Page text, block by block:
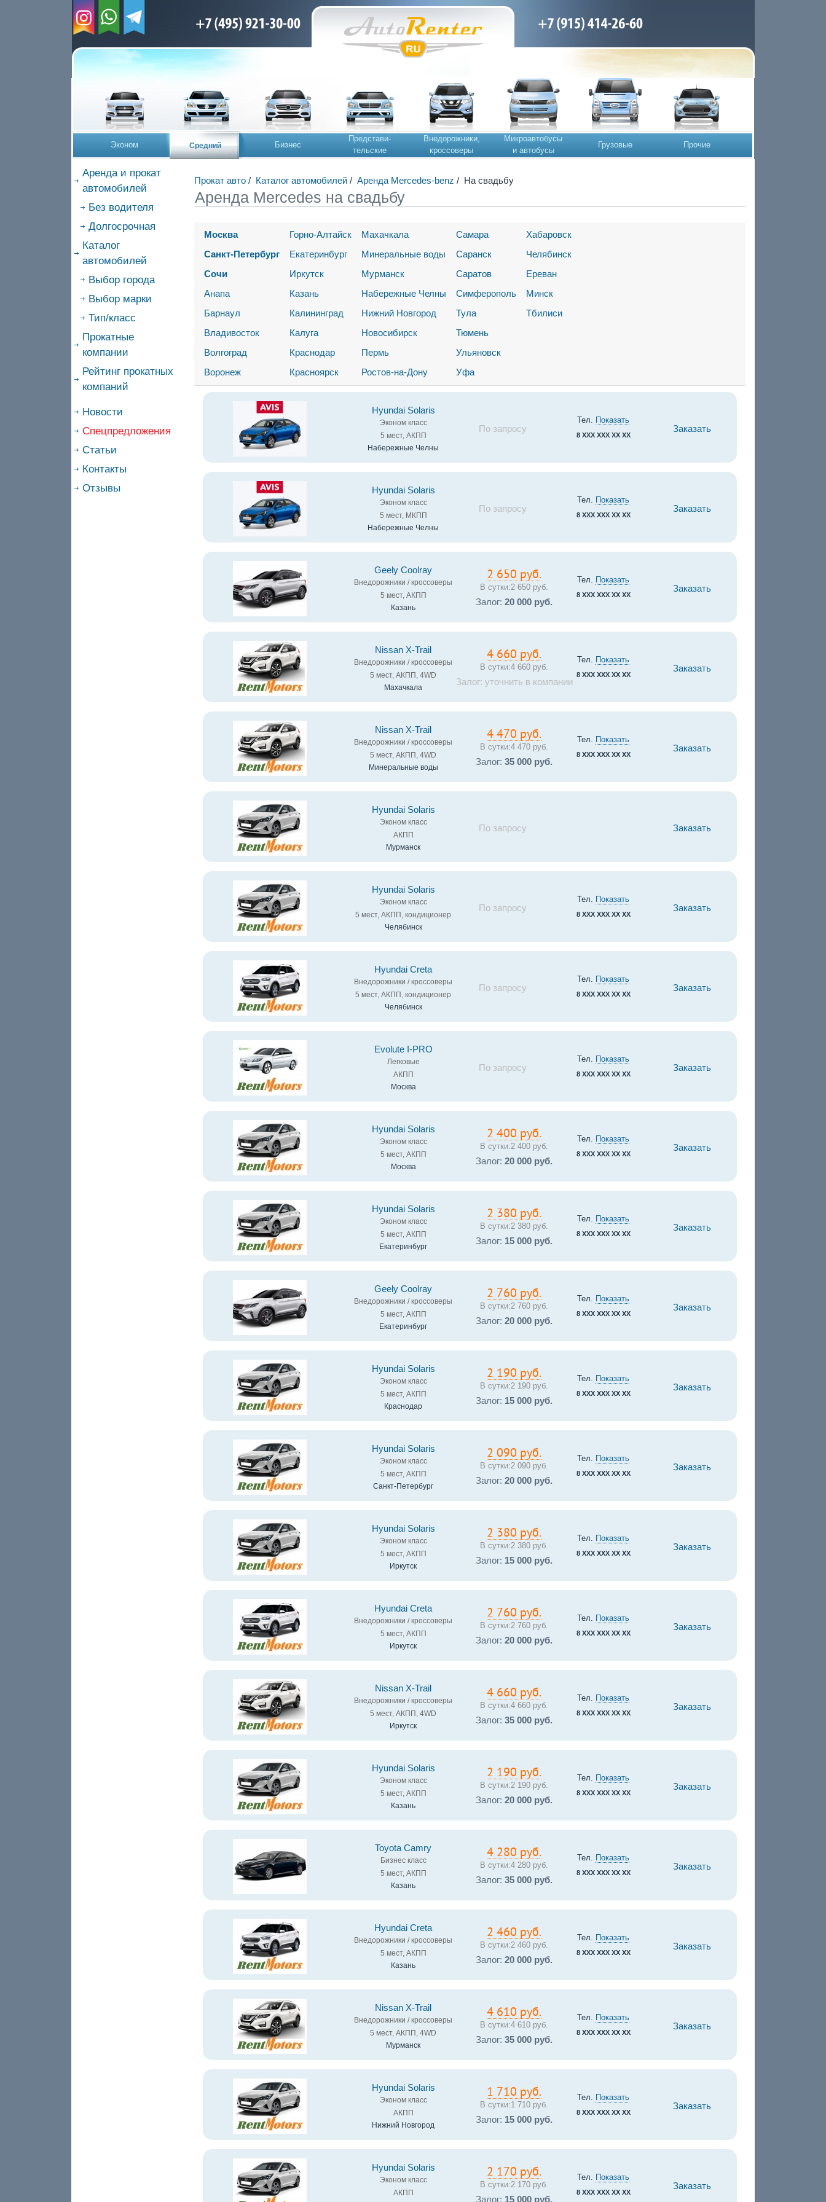
Эконом Средний Бизнес
Представи-
тельские
Внедорожники,
кроссоверы
Микроавтобусы
и автобусы
Грузовые Прочие
Аренда и прокат
автомобилей
Без водителя
Долгосрочная
Каталог
автомобилей
Выбор города
Выбор марки
Тип/класс
Прокатные
компании
Рейтинг прокатных
компаний
Новости
Спецпредложения
Статьи
Контакты
Отзывы
Прокат авто/ Каталог автомобилей/ Аренда Mercedes-benz / На свадьбу
Аренда Mercedes на свадьбу
Москва Горно-Алтайск Махачкала Самара
Хабаровск
Санкт-Петербург
Екатеринбург Минеральные воды Саранск
Челябинск
Сочи
Иркутск Мурманск Саратов
Ереван
Анапа
Казань Набережные Челны Симферополь
Минск
Барнаул
Калининград Нижний Новгород Тула
Тбилиси
Владивосток
Калуга Новосибирск
Тюмень
Волгоград
Краснодар Пермь
Ульяновск
Воронеж
Красноярск Ростов-на-Дону Уфа
Hyundai Solaris
Эконом класс
5 мест, АКПП
Набережные Челны
По запросу
Тел. Показать
8 XXX XXX XX XX
Заказать
Hyundai Solaris
Эконом класс
5 мест, МКПП
Набережные Челны
По запросу
Тел. Показать
8 XXX XXX XX XX
Заказать
Geely Coolray
Внедорожники / кроссоверы
5 мест, АКПП
Казань
2 650 руб.
В сутки:2 650 руб.
Залог:20 000 руб.
Тел. Показать
8 XXX XXX XX XX
Заказать
Nissan X-Trail
Внедорожники / кроссоверы
5 мест, АКПП, 4WD
Махачкала
4 660 руб.
В сутки:4 660 руб.
Залог: уточнить в компании
Тел. Показать
8 XXX XXX XX XX
Заказать
Nissan X-Trail
Внедорожники / кроссоверы
5 мест, АКПП, 4WD
Минеральные воды
4 470 руб.
В сутки:4 470 руб.
Залог:35 000 руб.
Тел. Показать
8 XXX XXX XX XX
Заказать
Hyundai Solaris
Эконом класс
АКПП
Мурманск
По запросу Заказать
Hyundai Solaris
Эконом класс
5 мест, АКПП, кондиционер
Челябинск
По запросу
Тел. Показать
8 XXX XXX XX XX
Заказать
Hyundai Creta
Внедорожники / кроссоверы
5 мест, АКПП, кондиционер
Челябинск
По запросу
Тел. Показать
8 XXX XXX XX XX
Заказать
Evolute I-PRO
Легковые
АКПП
Москва
По запросу
Тел. Показать
8 XXX XXX XX XX
Заказать
Hyundai Solaris
Эконом класс
5 мест, АКПП
Москва
2 400 руб.
В сутки:2 400 руб.
Залог:20 000 руб.
Тел. Показать
8 XXX XXX XX XX
Заказать
Hyundai Solaris
Эконом класс
5 мест, АКПП
Екатеринбург
2 380 руб.
В сутки:2 380 руб.
Залог: 15 000 руб.
Тел. Показать
8 XXX XXX XX XX
Заказать
Geely Coolray
Внедорожники / кроссоверы
5 мест, АКПП
Екатеринбург
2 760 руб.
В сутки:2 760 руб.
Залог:20 000 руб.
Тел. Показать
8 XXX XXX XX XX
Заказать
Hyundai Solaris
Эконом класс
5 мест, АКПП
Краснодар
2 190 руб.
В сутки:2 190 руб.
Залог: 15 000 руб.
Тел. Показать
8 XXX XXX XX XX
Заказать
Hyundai Solaris
Эконом класс
5 мест, АКПП
Санкт-Петербург
2 090 руб.
В сутки:2 090 руб.
Залог:20 000 руб.
Тел. Показать
8 XXX XXX XX XX
Заказать
Hyundai Solaris
Эконом класс
5 мест, АКПП
Иркутск
2 380 руб.
В сутки:2 380 руб.
Залог: 15 000 руб.
Тел. Показать
8 XXX XXX XX XX
Заказать
Hyundai Creta
Внедорожники / кроссоверы
5 мест, АКПП
Иркутск
2 760 руб.
В сутки:2 760 руб.
Залог:20 000 руб.
Тел. Показать
8 XXX XXX XX XX
Заказать
Nissan X-Trail
Внедорожники / кроссоверы
5 мест, АКПП, 4WD
Иркутск
4 660 руб.
В сутки:4 660 руб.
Залог:35 000 руб.
Тел. Показать
8 XXX XXX XX XX
Заказать
Hyundai Solaris
Эконом класс
5 мест, АКПП
Казань
2 190 руб.
В сутки:2 190 руб.
Залог:20 000 руб.
Тел. Показать
8 XXX XXX XX XX
Заказать
Toyota Camry
Бизнес класс
5 мест, АКПП
Казань
4 280 руб.
В сутки:4 280 руб.
Залог:35 000 руб.
Тел. Показать
8 XXX XXX XX XX
Заказать
Hyundai Creta
Внедорожники / кроссоверы
5 мест, АКПП
Казань
2 460 руб.
В сутки:2 460 руб.
Залог:20 000 руб.
Тел. Показать
8 XXX XXX XX XX
Заказать
Nissan X-Trail
Внедорожники / кроссоверы
5 мест, АКПП, 4WD
Мурманск
4 610 руб.
В сутки:4 610 руб.
Залог:35 000 руб.
Тел. Показать
8 XXX XXX XX XX
Заказать
Hyundai Solaris
Эконом класс
АКПП
Нижний Новгород
1 710 руб.
В сутки:1 710 руб.
Залог: 15 000 руб.
Тел. Показать
8 XXX XXX XX XX
Заказать
Hyundai Solaris
Эконом класс
АКПП
2 170 руб.
В сутки:2 170 руб.
Залог: 15 000 руб.
Тел. Показать
8 XXX XXX XX XX
Заказать